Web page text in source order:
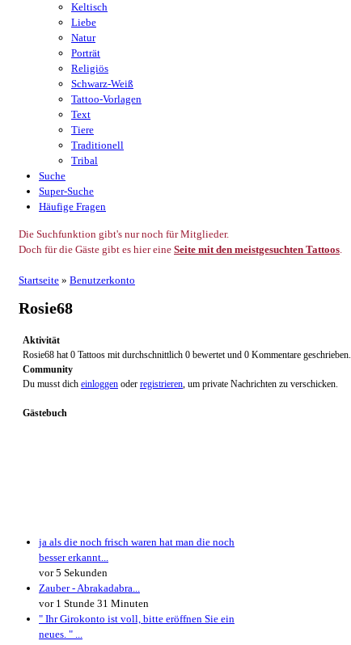
Keltisch
Liebe
Natur
Porträt
Religiös
Schwarz-Weiß
Tattoo-Vorlagen
Text
Tiere
Traditionell
Tribal
Suche
Super-Suche
Häufige Fragen
Die Suchfunktion gibt's nur noch für Mitglieder.
Doch für die Gäste gibt es hier eine Seite mit den meistgesuchten Tattoos.
Startseite » Benutzerkonto
Rosie68
Aktivität
Rosie68 hat 0 Tattoos mit durchschnittlich 0 bewertet und 0 Kommentare geschrieben.
Community
Du musst dich einloggen oder registrieren, um private Nachrichten zu verschicken.
Gästebuch
ja als die noch frisch waren hat man die noch
besser erkannt...
vor 5 Sekunden
Zauber - Abrakadabra...
vor 1 Stunde 31 Minuten
" Ihr Girokonto ist voll, bitte eröffnen Sie ein
neues. " ...